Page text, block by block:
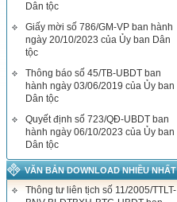
Dân tộc
Giấy mời số 786/GM-VP ban hành
ngày 20/10/2023 của Ủy ban Dân
tộc
Thông báo số 45/TB-UBDT ban
hành ngày 03/06/2019 của Ủy ban
Dân tộc
Quyết định số 723/QĐ-UBDT ban
hành ngày 06/10/2023 của Ủy ban
Dân tộc
VĂN BẢN DOWNLOAD NHIỀU NHẤT
Thông tư liên tịch số 11/2005/TTLT-